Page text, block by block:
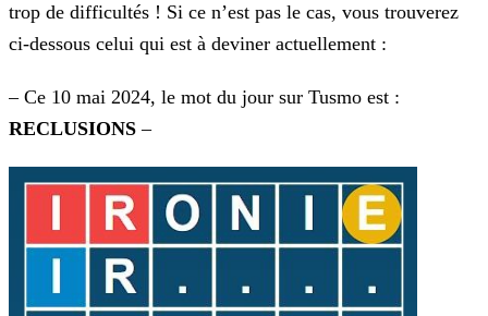
trop de difficultés ! Si ce n’est pas le cas, vous trouverez
ci-dessous celui qui est à deviner actuellement :
– Ce 10 mai 2024, le mot du jour sur Tusmo est :
RECLUSIONS –